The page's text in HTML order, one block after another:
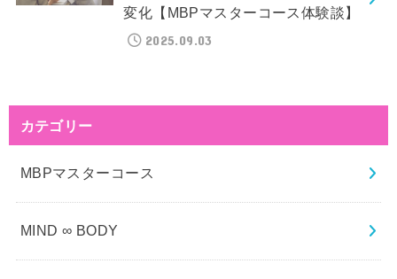
変化【MBPマスターコース体験談】
2025.09.03
カテゴリー
MBPマスターコース
MIND ∞ BODY